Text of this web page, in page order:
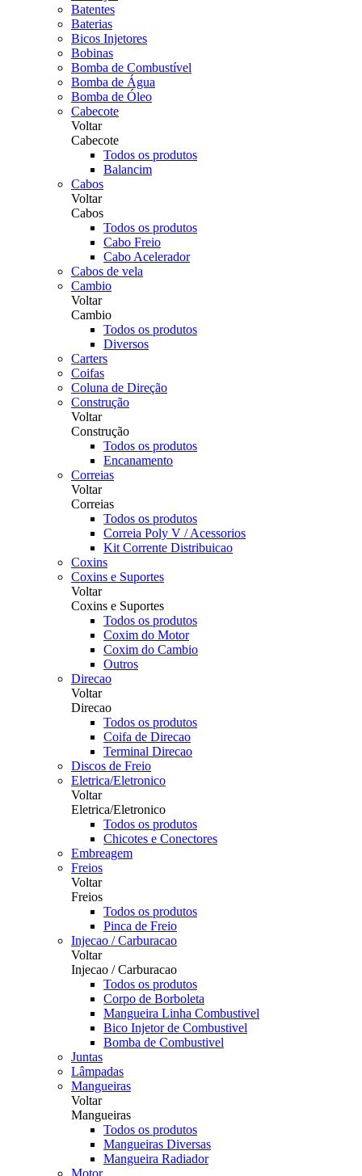
Batentes
Baterias
Bicos Injetores
Bobinas
Bomba de Combustível
Bomba de Água
Bomba de Óleo
Cabecote
Voltar
Cabecote
Todos os produtos
Balancim
Cabos
Voltar
Cabos
Todos os produtos
Cabo Freio
Cabo Acelerador
Cabos de vela
Cambio
Voltar
Cambio
Todos os produtos
Diversos
Carters
Coifas
Coluna de Direção
Construção
Voltar
Construção
Todos os produtos
Encanamento
Correias
Voltar
Correias
Todos os produtos
Correia Poly V / Acessorios
Kit Corrente Distribuicao
Coxins
Coxins e Suportes
Voltar
Coxins e Suportes
Todos os produtos
Coxim do Motor
Coxim do Cambio
Outros
Direcao
Voltar
Direcao
Todos os produtos
Coifa de Direcao
Terminal Direcao
Discos de Freio
Eletrica/Eletronico
Voltar
Eletrica/Eletronico
Todos os produtos
Chicotes e Conectores
Embreagem
Freios
Voltar
Freios
Todos os produtos
Pinca de Freio
Injecao / Carburacao
Voltar
Injecao / Carburacao
Todos os produtos
Corpo de Borboleta
Mangueira Linha Combustivel
Bico Injetor de Combustivel
Bomba de Combustivel
Juntas
Lâmpadas
Mangueiras
Voltar
Mangueiras
Todos os produtos
Mangueiras Diversas
Mangueira Radiador
Motor